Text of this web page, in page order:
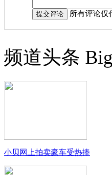
所有评论仅
频道头条
小贝网上拍卖豪车受热捧